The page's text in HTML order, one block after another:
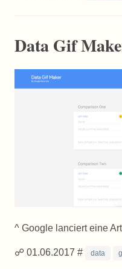
Data Gif
^ Google lanciert eine Art
☍ 01.06.2017 # data